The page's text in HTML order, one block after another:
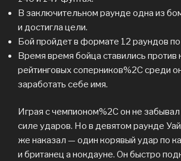
В заключительном раунде одна из
и достигла цели.
Бой пройдет в формате 12 раундов по
Время время бойца ставились против
рейтинговых соперников%2C среди
заработать себе имя.
Играя с чемпионом%2C он не
силе ударов. Но в девятом раунде
же наказал — один корявый удар по
и британец а нокдауне. Он быстро